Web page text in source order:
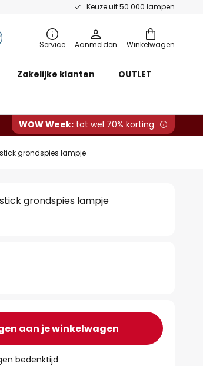
Keuze uit 50.000 lampen
Winkelwagen
Service Aanmelden
Zakelijke klanten OUTLET
WOW Week: tot wel 70% korting
grondspies lampje
grondspies lampje
aan je winkelwagen
bedenktijd